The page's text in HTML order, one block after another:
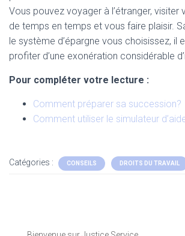
Vous pouvez voyager à l’étranger, visiter
de temps en temps et vous faire plaisir.
le système d’épargne vous choisissez, il
profiter d’une exonération considérable
Pour compléter votre lecture :
Comment préparer sa succession?
Comment utiliser le simulateur
Catégories : CONSEILS DROITS DU TRAVAIL